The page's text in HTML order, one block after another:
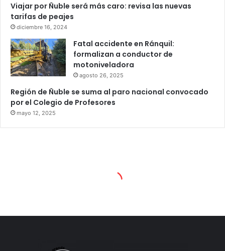
Viajar por Ñuble será más caro: revisa las nuevas
tarifas de peajes
diciembre 16, 2024
Fatal accidente en Ránquil:
formalizan a conductor de
motoniveladora
agosto 26, 2025
Región de Ñuble se suma al paro nacional convocado
por el Colegio de Profesores
mayo 12, 2025